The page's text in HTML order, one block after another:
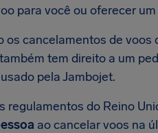
para você ou oferecer
os cancelamentos de
tem direito a um
pela Jambojet.
regulamentos do Reino
ao cancelar voos na